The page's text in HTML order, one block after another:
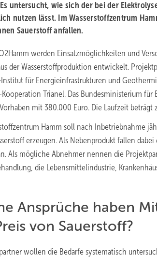
untersucht, wie sich der bei der
nutzen lässt. Im Wasserstoffzentrum
Sauerstoff anfallen.
werden Einsatzmöglichkeiten und
der Wasserstoffproduktion entwickelt.
für Energieinfrastrukturen und
Trianel. Das Bundesministerium für
mit 380.000 Euro. Die Laufzeit beträgt
Hamm soll nach Inbetriebnahme
erzeugen. Als Nebenprodukt fallen
Als mögliche Abnehmer nennen die
die Lebensmittelindustrie,
Ansprüche haben
von Sauerstoff?
wollen die Bedarfe systematisch